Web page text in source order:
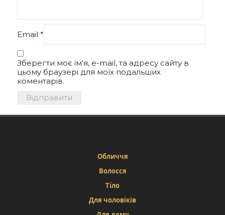
Email *
Зберегти моє ім'я, e-mail, та адресу сайту в
цьому браузері для моїх подальших
коментарів.
Обличчя
Волосся
Тіло
Для чоловіків